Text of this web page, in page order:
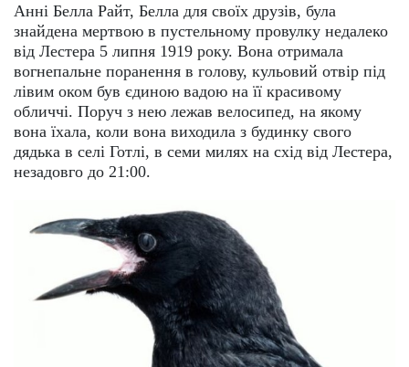
Анні Белла Райт, Белла для своїх друзів, була
знайдена мертвою в пустельному провулку недалеко
від Лестера 5 липня 1919 року. Вона отримала
вогнепальне поранення в голову, кульовий отвір під
лівим оком був єдиною вадою на її красивому
обличчі. Поруч з нею лежав велосипед, на якому
вона їхала, коли вона виходила з будинку свого
дядька в селі Готлі, в семи милях на схід від Лестера,
незадовго до 21:00.